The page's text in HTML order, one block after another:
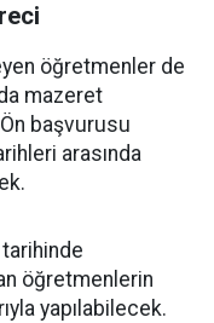
öğretmenler de
mazeret
başvurusu
arasında
öğretmenlerin
yapılabilecek.